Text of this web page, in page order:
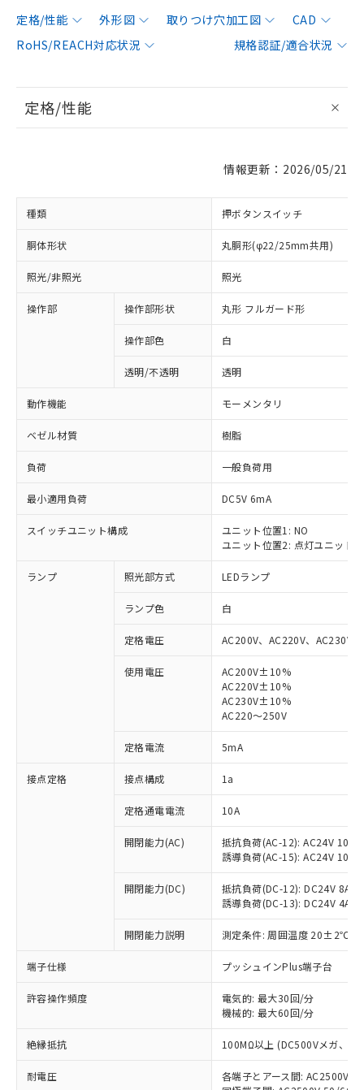
定格/性能 外形図 取りつけ穴加工図
CAD
RoHS/REACH対応状況
規格認証/適合状況
定格/性能
情報更新：2026/05/21
種類 押ボタンスイッチ
胴体形状 丸胴形(φ22/25mm共用)
照光/非照光 照光
操作部 操作部形状 丸形 フルガード形
操作部色 白
透明/不透明 透明
動作機能 モーメンタリ
ベゼル材質 樹脂
負荷 一般負荷用
最小適用負荷 DC5V 6mA
スイッチユニット構成
ユニット位置1: NO
ユニット位置2: 点灯ユニット
ランプ 照光部方式 LEDランプ
ランプ色 白
定格電圧 AC200V、AC220V、AC230V
使用電圧
AC200V±10%
AC220V±10%
AC230V±10%
AC220～250V
定格電流 5mA
接点定格 接点構成 1a
定格通電電流 10A
開閉能力(AC)
抵抗負荷(AC-12): AC24V 10A/
誘導負荷(AC-15): AC24V
開閉能力(DC)
抵抗負荷(DC-12): DC24V 8A/
誘導負荷(DC-13): DC24V 4A/
開閉能力説明 測定条件: 周囲温度 20±2℃、
端子仕様 プッシュインPlus端子台
許容操作頻度
電気的: 最大30回/分
機械的: 最大60回/分
絶縁抵抗 100MΩ以上 (DC500Vメガ、点
耐電圧
各端子とアース間: AC2500V
ご利用条件
以下の条件をお読みいただき、同意のうえ
本サービスは、当社制御機器事業取扱
商品の当社在庫状況および標準価格
(税抜)を提供させていただくもので
当社制御機器事業取扱商品の中には、
本サービスの対象外となる商品もある
ことをご了承ください。
在庫状況および標準価格照会結果は、
記載している更新日時点での社内デー
タに基づき作成されるものであり、閲
準価格とは異なる場合があることをご
対応済み：EU RoHS指令（10物質）の
非含有に対応した製品が提供可能な商品で
対応予定：EU RoHS指令（10物質）の非含
有に対応した製品に切り替える予定のある
対応予定なし：EU RoHS指令（10物質）の
非含有に非対応の商品で、対応品を出す予
調査・確認中：EU RoHS指令（10物質）の
非含有の対応状況を調査中または確認中の
非該当品：ライセンス料など無形物で、有
害物質有無と関係のない商品です。
仕入先様の事情により、非含有部品として
いたものが、含有品と判明した場合などや
むを得ず変更することがあります。
*EU RoHS指令（10物質）：
鉛(Pb) 1000ppm以下、 水銀(Hg) 1000ppm以下、 カド
六価クロム(Cr(Ⅵ)) 1000ppm以下、ポリ臭化ビフェニル
「○」：最大均質材料含有率が中国RoHSの
基準値以下であることを示します。
「×」：最大均質材料含有率が中国RoHSの
基準値を超えていることを示します。
「－」：未確認です。当社販売部門へお問
当社は、これら貴社製品のうち、外国
為替および外国貿易法に定める商品
（以下｢規制貨物等」という）を輸出
または国外への提供する場合は、日本
国政府の輸出許可(または役務取引許
可)を取得するなどの必要な手続きを